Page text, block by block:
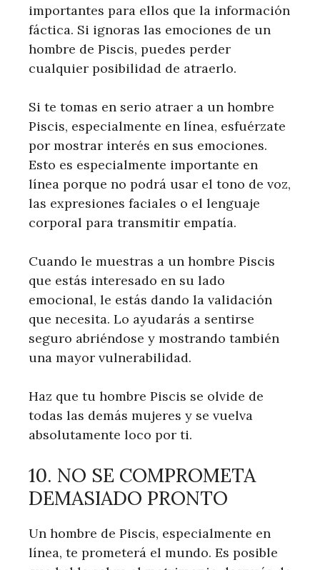
importantes para ellos que la información
fáctica. Si ignoras las emociones de un
hombre de Piscis, puedes perder
cualquier posibilidad de atraerlo.
Si te tomas en serio atraer a un hombre
Piscis, especialmente en línea, esfuérzate
por mostrar interés en sus emociones.
Esto es especialmente importante en
línea porque no podrá usar el tono de voz,
las expresiones faciales o el lenguaje
corporal para transmitir empatía.
Cuando le muestras a un hombre Piscis
que estás interesado en su lado
emocional, le estás dando la validación
que necesita. Lo ayudarás a sentirse
seguro abriéndose y mostrando también
una mayor vulnerabilidad.
Haz que tu hombre Piscis se olvide de
todas las demás mujeres y se vuelva
absolutamente loco por ti.
10. NO SE COMPROMETA
DEMASIADO PRONTO
Un hombre de Piscis, especialmente en
línea, te prometerá el mundo. Es posible